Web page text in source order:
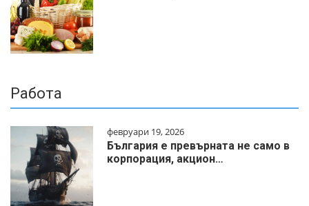
Работа
февруари 19, 2026
България е превърната не само в
корпорация, акцион…